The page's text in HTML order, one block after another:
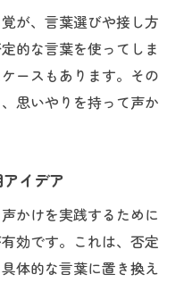
が、言葉選びや接し方
的な言葉を使ってしま
ースもあります。その
思いやりを持って声か
イデア
かけを実践するために
効です。これは、否定
体的な言葉に置き換え